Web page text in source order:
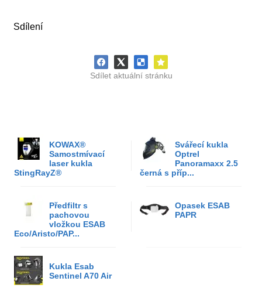
Sdílení
Sdílet aktuální stránku
KOWAX®
Samostmívací
laser kukla
StingRayZ®
Svářecí kukla
Optrel
Panoramaxx 2.5
černá s příp...
Předfiltr s
pachovou
vložkou ESAB
Eco/Aristo/PAP...
Opasek ESAB
PAPR
Kukla Esab
Sentinel A70 Air